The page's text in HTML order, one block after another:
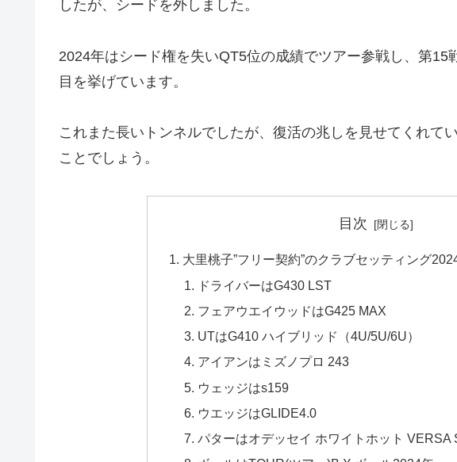
したが、シードを外しました。
2024年はシード権を失いQT5位の成績でツアー参戦し、第15
目を挙げています。
これまた長いトンネルでしたが、復活の兆しを見せてくれて
ことでしょう。
目次
大里桃子”フリー契約”のクラブセッティング2024
ドライバーはG430 LST
フェアウエイウッドはG425 MAX
UTはG410 ハイブリッド（4U/5U/6U）
アイアンはミズノプロ 243
ウェッジはs159
ウエッジはGLIDE4.0
パターはオデッセイ ホワイトホット VERSA